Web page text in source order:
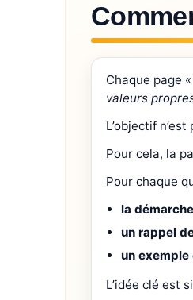
Chaque page
valeurs
L’objectif
Pour cela, la
Pour chaque
la
un rappel
un
L’idée clé est